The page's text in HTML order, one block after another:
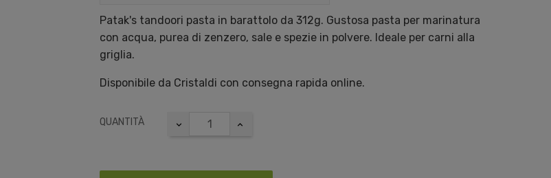
Patak's tandoori pasta in barattolo da 312g. Gustosa pasta per marinatura
con acqua, purea di zenzero, sale e spezie in polvere. Ideale per carni alla
griglia.
Disponibile da Cristaldi con consegna rapida online.
QUANTITÀ